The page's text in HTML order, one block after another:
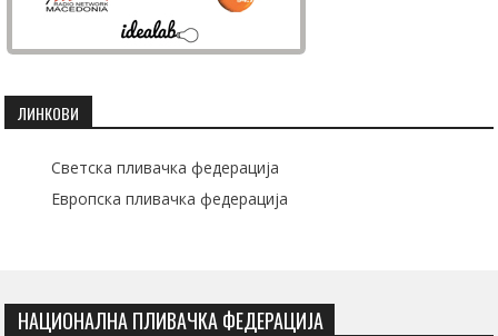
ЛИНКОВИ
Светска пливачка федерација
Европска пливачка федерација
НАЦИОНАЛНА ПЛИВАЧКА ФЕДЕРАЦИЈА